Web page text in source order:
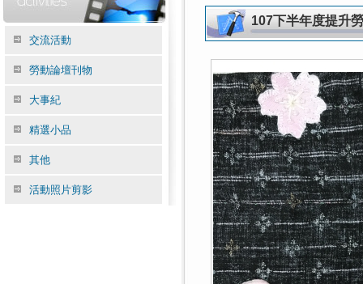
交流活動
勞動論壇刊物
大事紀
精選小品
其他
活動照片剪影
107下半年度提升